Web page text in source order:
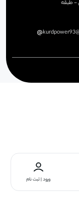
ورود | ثبت نام
- طبقه